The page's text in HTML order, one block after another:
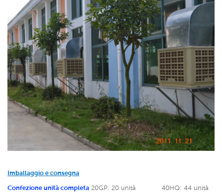
Imballaggio e consegna
Confezione unità completa 20GP: 20 unità 40HQ: 44 unità